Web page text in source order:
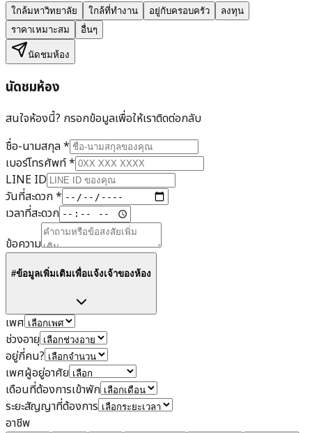
ใกล้มหาวิทยาลัย ใกล้ที่ทำงาน อยู่กับครอบครัว
ลงทุน
ราคาเหมาะสม
อื่นๆ
นัดชมห้อง
นัดชมห้อง
สนใจห้องนี้? กรอกข้อมูลเพื่อให้เราติดต่อกลับ
ชื่อ-นามสกุล*
เบอร์โทรศัพท์*
LINE ID
วันที่สะดวก*
เวลาที่สะดวก
ข้อความ
#ข้อมูลเพิ่มเติมเพื่อแจ้งเจ้าของห้อง
เพศ
ช่วงอายุ
อยู่กี่คน?
เพศผู้อยู่อาศัย
เดือนที่ต้องการเข้าพัก
ระยะสัญญาที่ต้องการ
อาชีพ